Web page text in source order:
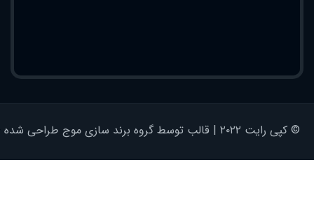
© کپی رایت ۲۰۲۲ | قالب توسط گروه برند سازی موج طراحی شده - کلیه حقوق محفوظ است | برای وردپرس طراحی شده است